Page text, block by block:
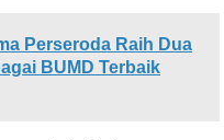
Perseroda Raih Dua
BUMD Terbaik